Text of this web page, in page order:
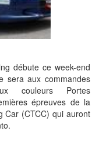
débute ce week-end
sera aux commandes
couleurs Portes
épreuves de la
Car (CTCC) qui auront